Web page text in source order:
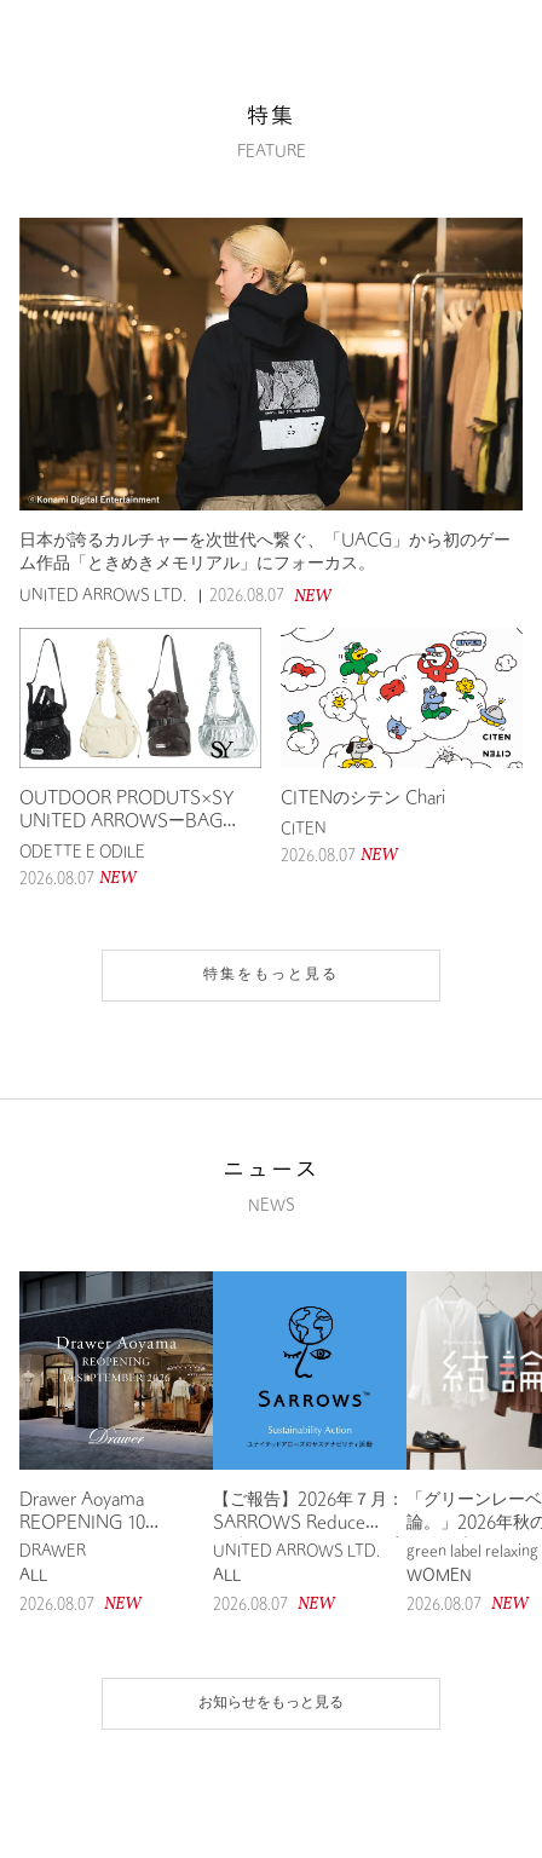
特集
FEATURE
⽇本が誇るカルチャーを次世代へ繋ぐ、「UACG」から初のゲー
ム作品「ときめきメモリアル」にフォーカス。
UNITED ARROWS LTD. 2026.08.07 NEW
OUTDOOR PRODUTS×SY
UNITED ARROWSーBAG
COLLECTIONー
ODETTE E ODILE
2026.08.07 NEW
CITENのシテン Chari
CITEN
2026.08.07 NEW
特集をもっと見る
ニュース
NEWS
Drawer Aoyama
REOPENING 10
SEPTEMBER 2026
DRAWER
ALL
2026.08.07
NEW
【ご報告】2026年７月：
SARROWS Reduce
ActionおよびUAマイル寄
付実績について
UNITED ARROWS LTD.
ALL
2026.08.07
NEW
「グリーンレー
論。」2026年秋
予約販売開始
green label relaxing
WOMEN
2026.08.07
NEW
お知らせをもっと見る